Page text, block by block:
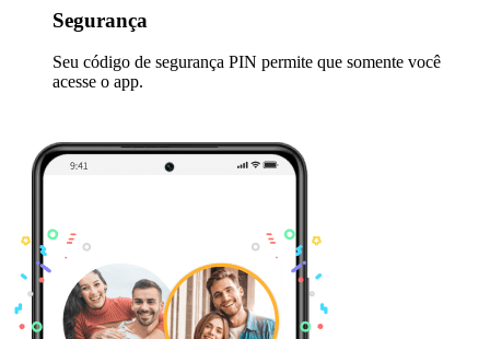
Segurança
Seu código de segurança PIN permite que somente você
acesse o app.